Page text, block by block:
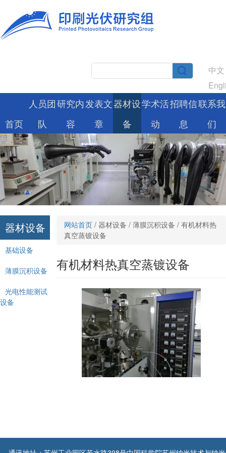
中文
首页
人员团
队
研究内
容
发表文
章
器材设
备
学术活
动
招聘信
息
联系我
们
器材设备
基础设备
薄膜沉积设备
光电性能测试
设备
网站首页 / 器材设备 / 薄膜沉积设备 / 有机材料热
真空蒸镀设备
有机材料热真空蒸镀设备